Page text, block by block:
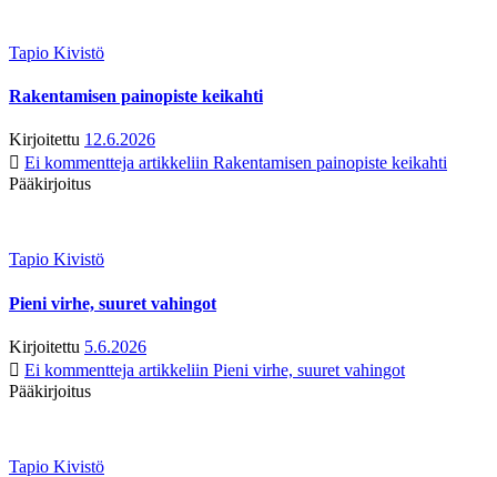
Tapio Kivistö
Rakentamisen painopiste keikahti
Kirjoitettu 12.6.2026
Ei kommentteja artikkeliin Rakentamisen painopiste keikahti
Pääkirjoitus
Tapio Kivistö
Pieni virhe, suuret vahingot
Kirjoitettu 5.6.2026
Ei kommentteja artikkeliin Pieni virhe, suuret vahingot
Pääkirjoitus
Tapio Kivistö